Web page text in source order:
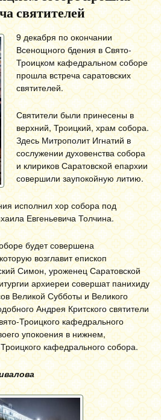
святителей
9 декабря по окончании
Всенощного бдения в Свято-
Троицком кафедральном соборе
прошла встреча саратовских
святителей.
Святители были принесены в
верхний, Троицкий, храм собора.
Здесь Митрополит Игнатий в
сослужении духовенства собора
и клириков Саратовской епархии
совершили заупокойную литию.
исполнил хор собора под
Евгеньевича Толчина.
будет совершена
возглавит епископ
Симон, уроженец Саратовской
архиереи совершат панихиду
Великой Субботы и Великого
Андрея Критского святители
Троицкого кафедрального
упокоения в нижнем,
кафедрального собора.